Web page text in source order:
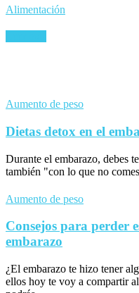
Alimentación
Aumento de peso
Dietas detox en el
Durante el embarazo, debes
también "con lo que no
Aumento de peso
Consejos para perder
embarazo
¿El embarazo te hizo tener
ellos hoy te voy a compartir